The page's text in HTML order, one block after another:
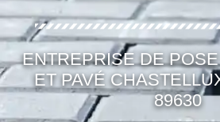
ENTREPRISE DE
ET PAVÉ
89630